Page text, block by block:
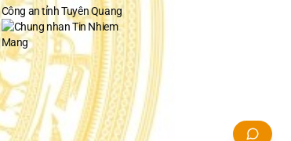
Công an tỉnh Tuyên Quang